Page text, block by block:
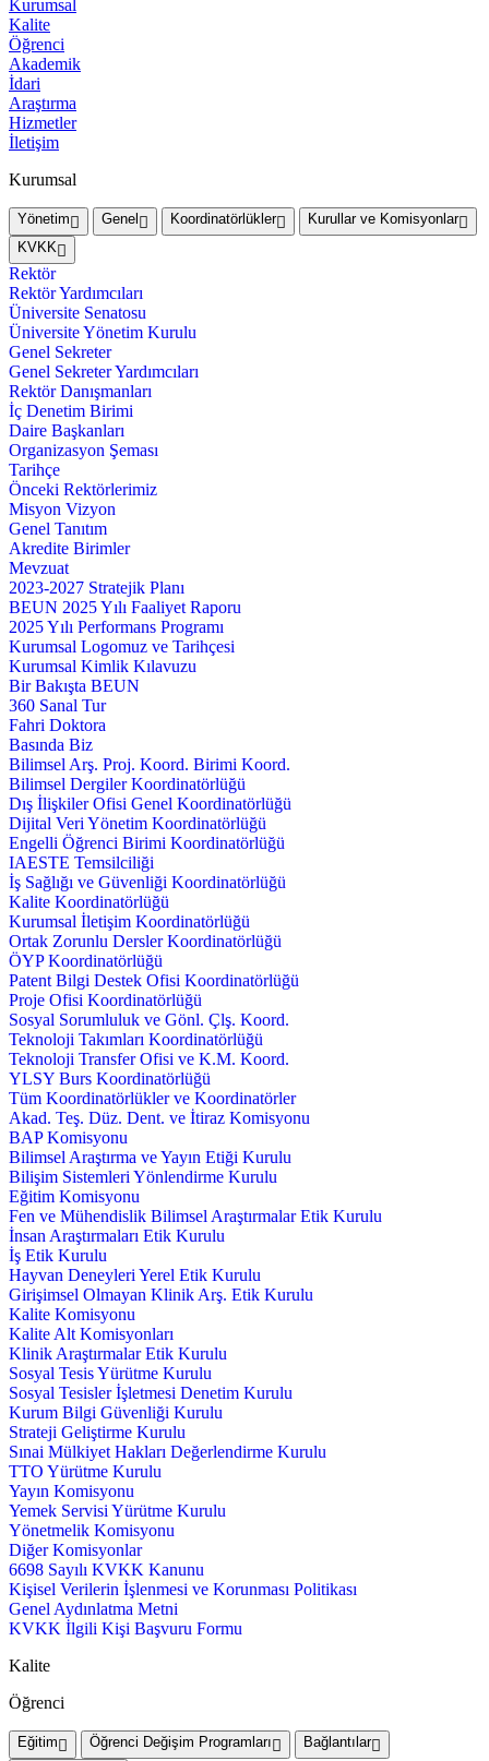
Kurumsal
Kalite
Öğrenci
Akademik
İdari
Araştırma
Hizmetler
İletişim
Kurumsal
Yönetim Genel Koordinatörlükler
Kurullar ve Komisyonlar
KVKK
Rektör
Rektör Yardımcıları
Üniversite Senatosu
Üniversite Yönetim Kurulu
Genel Sekreter
Genel Sekreter Yardımcıları
Rektör Danışmanları
İç Denetim Birimi
Daire Başkanları
Organizasyon Şeması
Tarihçe
Önceki Rektörlerimiz
Misyon Vizyon
Genel Tanıtım
Akredite Birimler
Mevzuat
2023-2027 Stratejik Planı
BEUN 2025 Yılı Faaliyet Raporu
2025 Yılı Performans Programı
Kurumsal Logomuz ve Tarihçesi
Kurumsal Kimlik Kılavuzu
Bir Bakışta BEUN
360 Sanal Tur
Fahri Doktora
Basında Biz
Bilimsel Arş. Proj. Koord. Birimi Koord.
Bilimsel Dergiler Koordinatörlüğü
Dış İlişkiler Ofisi Genel Koordinatörlüğü
Dijital Veri Yönetim Koordinatörlüğü
Engelli Öğrenci Birimi Koordinatörlüğü
IAESTE Temsilciliği
İş Sağlığı ve Güvenliği Koordinatörlüğü
Kalite Koordinatörlüğü
Kurumsal İletişim Koordinatörlüğü
Ortak Zorunlu Dersler Koordinatörlüğü
ÖYP Koordinatörlüğü
Patent Bilgi Destek Ofisi Koordinatörlüğü
Proje Ofisi Koordinatörlüğü
Sosyal Sorumluluk ve Gönl. Çlş. Koord.
Teknoloji Takımları Koordinatörlüğü
Teknoloji Transfer Ofisi ve K.M. Koord.
YLSY Burs Koordinatörlüğü
Tüm Koordinatörlükler ve Koordinatörler
Akad. Teş. Düz. Dent. ve İtiraz Komisyonu
BAP Komisyonu
Bilimsel Araştırma ve Yayın Etiği Kurulu
Bilişim Sistemleri Yönlendirme Kurulu
Eğitim Komisyonu
Fen ve Mühendislik Bilimsel Araştırmalar Etik Kurulu
İnsan Araştırmaları Etik Kurulu
İş Etik Kurulu
Hayvan Deneyleri Yerel Etik Kurulu
Girişimsel Olmayan Klinik Arş. Etik Kurulu
Kalite Komisyonu
Kalite Alt Komisyonları
Klinik Araştırmalar Etik Kurulu
Sosyal Tesis Yürütme Kurulu
Sosyal Tesisler İşletmesi Denetim Kurulu
Kurum Bilgi Güvenliği Kurulu
Strateji Geliştirme Kurulu
Sınai Mülkiyet Hakları Değerlendirme Kurulu
TTO Yürütme Kurulu
Yayın Komisyonu
Yemek Servisi Yürütme Kurulu
Yönetmelik Komisyonu
Diğer Komisyonlar
6698 Sayılı KVKK Kanunu
Kişisel Verilerin İşlenmesi ve Korunması Politikası
Genel Aydınlatma Metni
KVKK İlgili Kişi Başvuru Formu
Kalite
Öğrenci
Eğitim Öğrenci Değişim Programları
Bağlantılar